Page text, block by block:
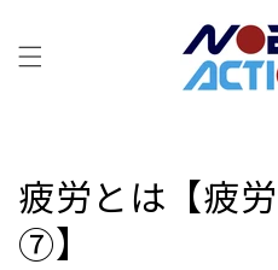
進む
疲労とは【疲
⑦】